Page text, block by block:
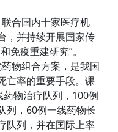
合国内十家医疗机
，并持续开展国家传
免疫重建研究”。
物组合方案，是我国
亡率的重要手段。课
物治疗队列，100例
列，60例一线药物长
队列，并在国际上率